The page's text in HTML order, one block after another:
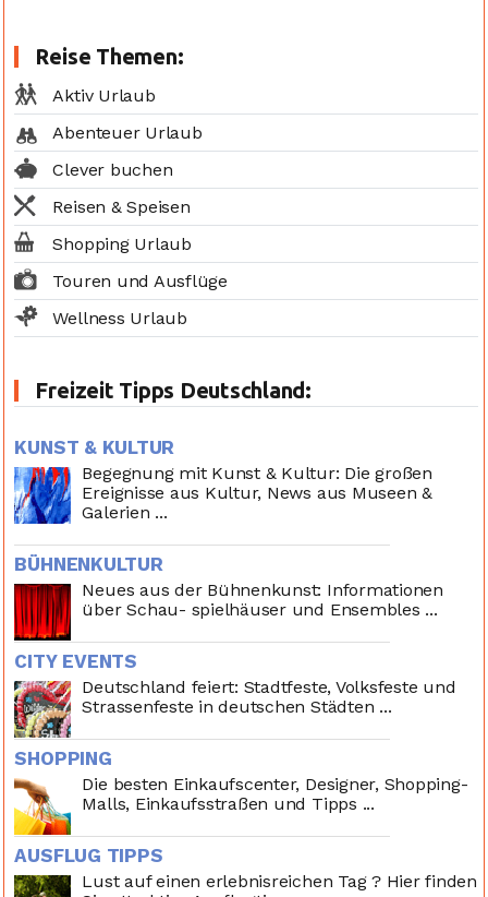
Reise Themen:
Aktiv Urlaub
Abenteuer Urlaub
Clever buchen
Reisen & Speisen
Shopping Urlaub
Touren und Ausflüge
Wellness Urlaub
Freizeit Tipps Deutschland:
KUNST & KULTUR
Begegnung mit Kunst & Kultur: Die großen
Ereignisse aus Kultur, News aus Museen &
Galerien ...
BÜHNENKULTUR
Neues aus der Bühnenkunst: Informationen
über Schau- spielhäuser und Ensembles ...
CITY EVENTS
Deutschland feiert: Stadtfeste, Volksfeste und
Strassenfeste in deutschen Städten ...
SHOPPING
Die besten Einkaufscenter, Designer, Shopping-
Malls, Einkaufsstraßen und Tipps ...
AUSFLUG TIPPS
Lust auf einen erlebnisreichen Tag ? Hier finden